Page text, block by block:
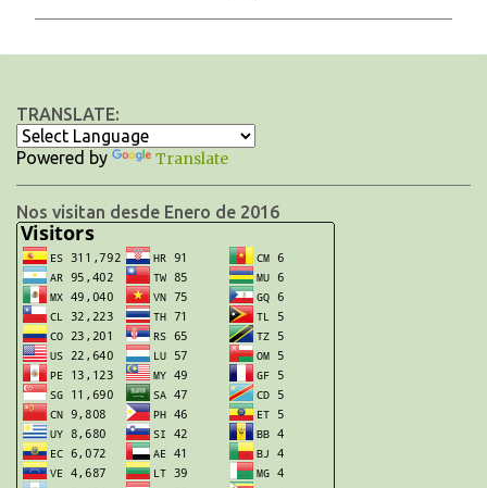
t
a
r
o
s
TRANSLATE:
Powered by Translate
Nos visitan desde Enero de 2016